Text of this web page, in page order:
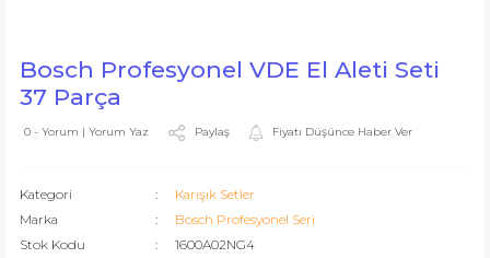
Bosch Profesyonel VDE El Aleti Seti
37 Parça
0 - Yorum | Yorum Yaz Paylaş Fiyatı Düşünce Haber Ver
Kategori
Karışık Setler
Marka
Bosch Profesyonel Seri
Stok Kodu
1600A02NG4